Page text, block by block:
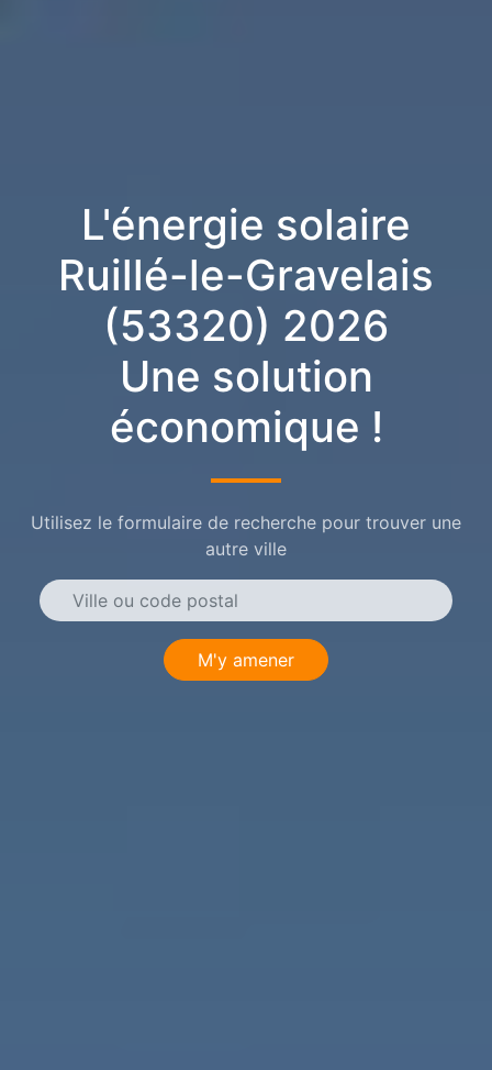
L'énergie solaire
Ruillé-le-Gravelais
(53320) 2026
Une solution
économique !
Utilisez le formulaire de recherche pour trouver une
autre ville
M'y amener